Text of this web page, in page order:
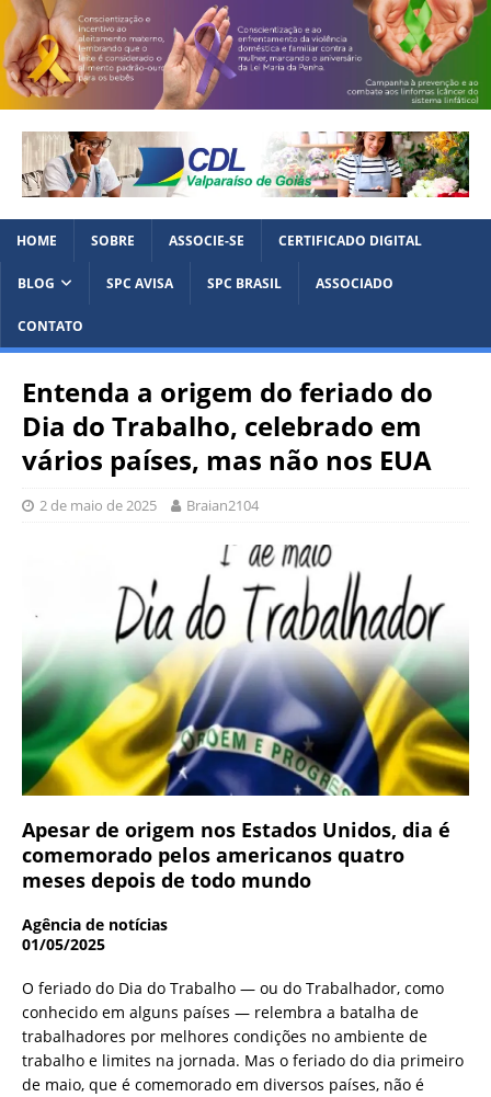
HOME SOBRE ASSOCIE-SE CERTIFICADO DIGITAL
BLOG SPC AVISA SPC BRASIL ASSOCIADO
CONTATO
Entenda a origem do feriado do
Dia do Trabalho, celebrado em
vários países, mas não nos EUA
2 de maio de 2025 Braian2104
Apesar de origem nos Estados Unidos, dia é
comemorado pelos americanos quatro
meses depois de todo mundo
Agência de notícias
01/05/2025
O feriado do Dia do Trabalho — ou do Trabalhador, como
conhecido em alguns países — relembra a batalha de
trabalhadores por melhores condições no ambiente de
trabalho e limites na jornada. Mas o feriado do dia primeiro
de maio, que é comemorado em diversos países, não é